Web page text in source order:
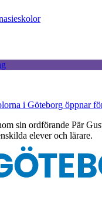
i Göteborg öppnar
sin ordförande Pär
elever och lärare.